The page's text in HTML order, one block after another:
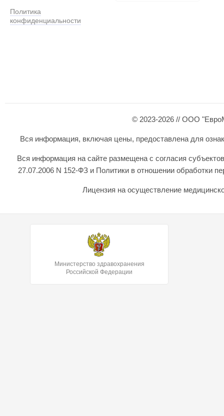
Политика
конфиденциальности
© 2023-2026 // ООО
Вся информация, включая цены, предоставлена для
Вся информация на сайте размещена с согласия
27.07.2006 N 152-ФЗ и Политики в отношении обработки
Лицензия на осуществление
Министерство здравохранения
Российской Федерации